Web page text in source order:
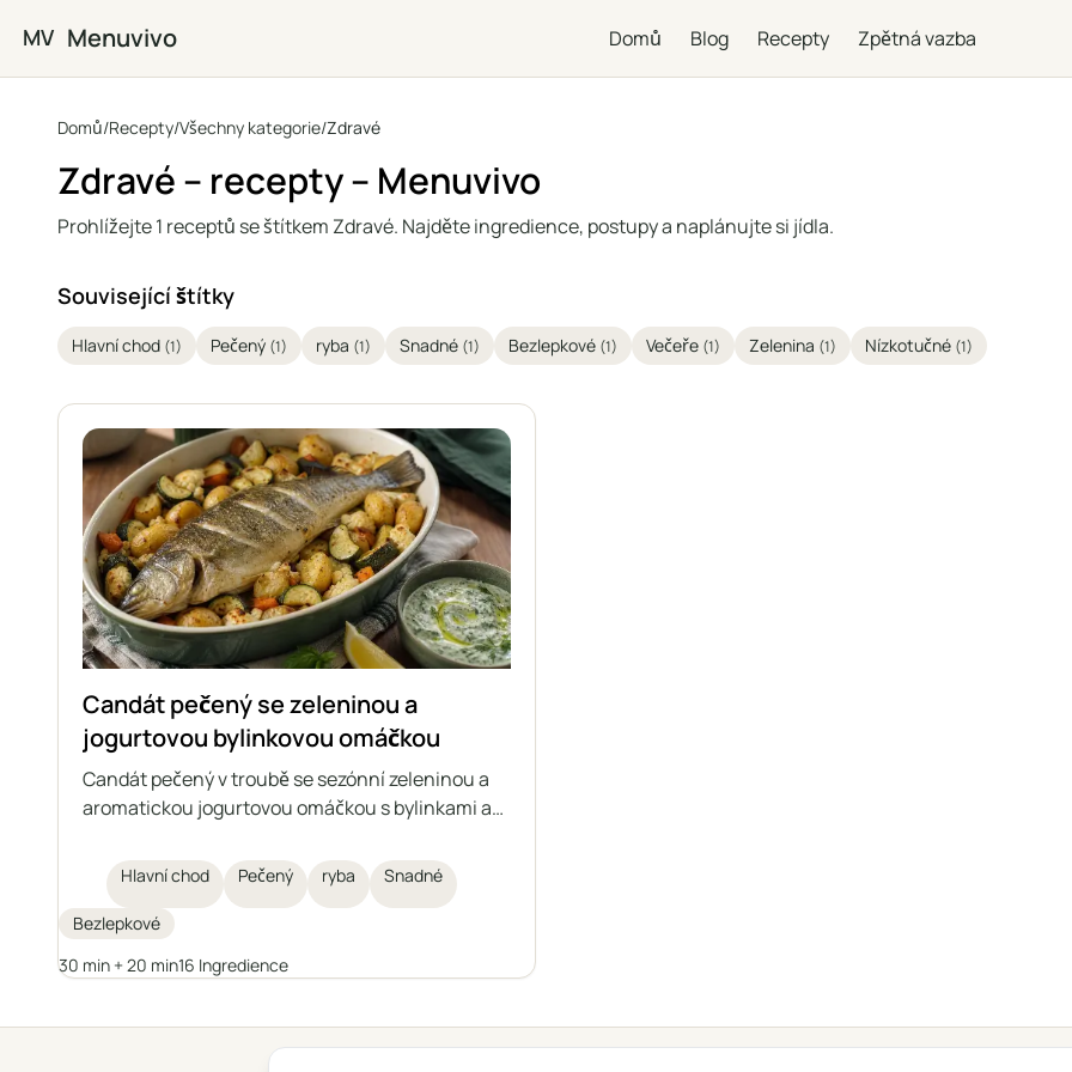
Přejít na hlavní obsah
MV Menuvivo Domů Blog Recepty Zpětná vazba
Domů/Recepty/Všechny kategorie/Zdravé
Zdravé – recepty – Menuvivo
Prohlížejte 1 receptů se štítkem Zdravé. Najděte ingredience, postupy a naplánujte si jídla.
Související štítky
Hlavní chod (1) Pečený (1) ryba (1) Snadné (1) Bezlepkové (1) Večeře (1) Zelenina (1) Nízkotučné (1)
Candát pečený se zeleninou a
jogurtovou bylinkovou omáčkou
Candát pečený v troubě se sezónní zeleninou a
aromatickou jogurtovou omáčkou s bylinkami a
lze připravit také z jiné středně velké ryby,
sladkovodní i mořské.
Hlavní chod Pečený ryba Snadné
Bezlepkové
30 min + 20 min16 Ingredience
← Všechny kategorie